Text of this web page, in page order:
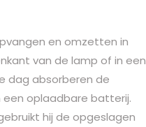
en omzetten in
van de lamp of in een
dag absorberen de
een oplaadbare batterij.
hij de opgeslagen